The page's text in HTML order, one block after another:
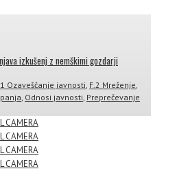
izkušenj z nemškimi gozdarji
Ozaveščanje javnosti, F.2 Mreženje,
, Odnosi javnosti, Preprečevanje